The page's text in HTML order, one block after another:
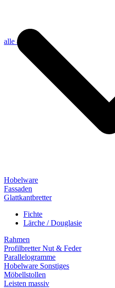
alle anzeigen
Hobelware
Fassaden
Glattkantbretter
Fichte
Lärche / Douglasie
Rahmen
Profilbretter Nut & Feder
Parallelogramme
Hobelware Sonstiges
Möbellstollen
Leisten massiv